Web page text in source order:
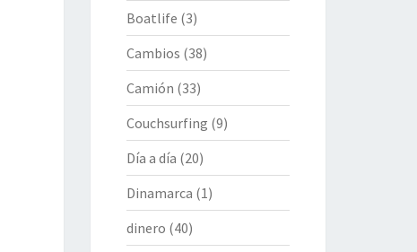
Boatlife (3)
Cambios (38)
Camión (33)
Couchsurfing (9)
Día a día (20)
Dinamarca (1)
dinero (40)